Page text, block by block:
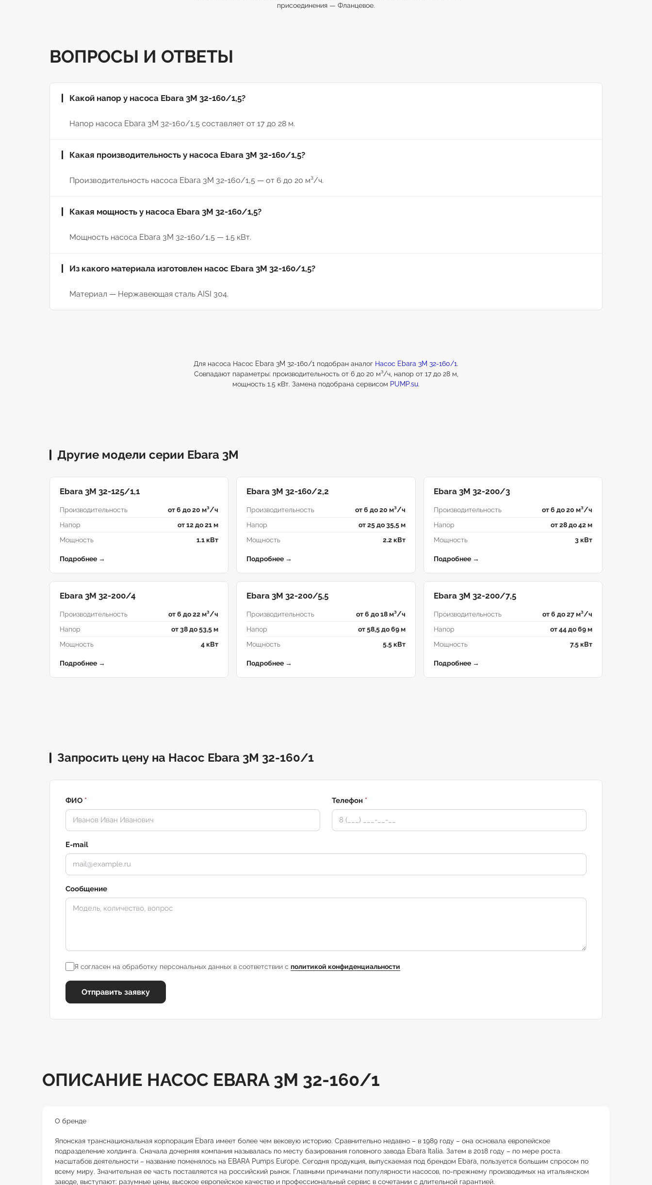
присоединения — Фланцевое.
ВОПРОСЫ И ОТВЕТЫ
Какой напор у насоса Ebara 3M 32-160/1,5?
Напор насоса Ebara 3M 32-160/1,5 составляет от 17 до 28 м.
Какая производительность у насоса Ebara 3M 32-160/1,5?
Производительность насоса Ebara 3M 32-160/1,5 — от 6 до 20 м³/ч.
Какая мощность у насоса Ebara 3M 32-160/1,5?
Мощность насоса Ebara 3M 32-160/1,5 — 1.5 кВт.
Из какого материала изготовлен насос Ebara 3M 32-160/1,5?
Материал — Нержавеющая сталь AISI 304.
Для насоса Насос Ebara 3M 32-160/1 подобран аналог Насос Ebara 3M 32-160/1.
Совпадают параметры: производительность от 6 до 20 м³/ч, напор от 17 до 28 м,
мощность 1.5 кВт. Замена подобрана сервисом PUMP.su.
Другие модели серии Ebara 3М
Ebara 3M 32-125/1,1
Производительность
от 6 до 20 м³/ч
Напор
от 12 до 21 м
Мощность
1.1 кВт
Подробнее →
Ebara 3M 32-160/2,2
Производительность
от 6 до 20 м³/ч
Напор
от 25 до 35,5 м
Мощность
2.2 кВт
Подробнее →
Ebara 3M 32-200/3
Производительность
от 6 до 20 м³/ч
Напор
от 28 до 42 м
Мощность
3 кВт
Подробнее →
Ebara 3M 32-200/4
Производительность
от 6 до 22 м³/ч
Напор
от 38 до 53,5 м
Мощность
4 кВт
Подробнее →
Ebara 3M 32-200/5,5
Производительность
от 6 до 18 м³/ч
Напор
от 58,5 до 69 м
Мощность
5.5 кВт
Подробнее →
Ebara 3M 32-200/7,5
Производительность
от 6 до 27 м³/ч
Напор
от 44 до 69 м
Мощность
7.5 кВт
Подробнее →
Запросить цену на Насос Ebara 3M 32-160/1
ФИО * Телефон *
E-mail
Сообщение
Я согласен на обработку персональных данных в соответствии с политикой конфиденциальности
Отправить заявку
ОПИСАНИЕ НАСОС EBARA 3M 32-160/1
О бренде
Японская транснациональная корпорация Ebara имеет более чем вековую историю. Сравнительно недавно – в 1989 году – она основала европейское
подразделение холдинга. Сначала дочерняя компания называлась по месту базирования головного завода Ebara Italia. Затем в 2018 году – по мере роста
масштабов деятельности – название поменялось на EBARA Pumps Europe. Сегодня продукция, выпускаемая под брендом Ebara, пользуется большим спросом по
всему миру. Значительная ее часть поставляется на российский рынок. Главными причинами популярности насосов, по-прежнему производимых на итальянском
заводе, выступают: разумные цены, высокое европейское качество и профессиональный сервис в сочетании с длительной гарантией.